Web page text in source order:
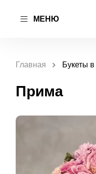
МЕНЮ
Главная Букеты
Прима